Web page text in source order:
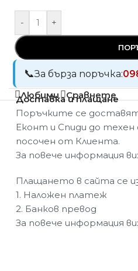
- +
За бърза поръчка:
Любими
Сравнете
Доставка и плащане
Поръчките се
Еконт и Спиди до техен
посочен от Клиента.
За повече информация
Плащането в сайта се
1. Наложен платеж
2. Банков превод
За повече информация